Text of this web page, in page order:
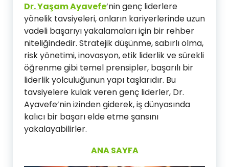
Dr. Yaşam Ayavefe’nin genç liderlere
yönelik tavsiyeleri, onların kariyerlerinde uzun
vadeli başarıyı yakalamaları için bir rehber
niteliğindedir. Stratejik düşünme, sabırlı olma,
risk yönetimi, inovasyon, etik liderlik ve sürekli
öğrenme gibi temel prensipler, başarılı bir
liderlik yolculuğunun yapı taşlarıdır. Bu
tavsiyelere kulak veren genç liderler, Dr.
Ayavefe’nin izinden giderek, iş dünyasında
kalıcı bir başarı elde etme şansını
yakalayabilirler.
ANA SAYFA